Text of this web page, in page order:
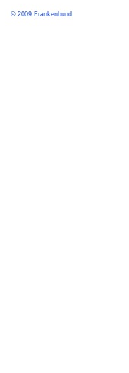
© 2009 Frankenbund